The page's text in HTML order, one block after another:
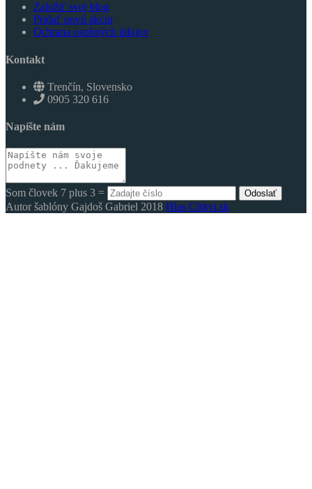
Založiť svoj blog
Pridať novú akciu
Ochrana osobných údajov
Kontakt
Trenčín, Slovensko
0905 320 616
Napíšte nám
Som človek 7 plus 3 = Odoslať
Autor šablóny Gajdoš Gabriel 2018 Hlas Cirkvi.sk